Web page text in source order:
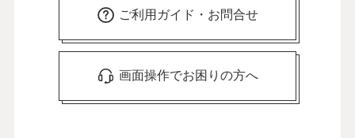
ご利用ガイド・お問合せ
画面操作でお困りの方へ